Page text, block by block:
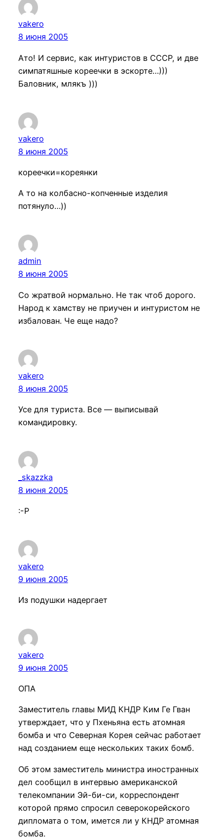
vakero
8 июня 2005
Ато! И сервис, как интуристов в СССР, и две
симпатяшные кореечки в эскорте…)))
Баловник, млякъ )))
vakero
8 июня 2005
кореечки=кореянки
А то на колбасно-копченные изделия
потянуло…))
admin
8 июня 2005
Со жратвой нормально. Не так чтоб дорого.
Народ к хамству не приучен и интуристом не
избалован. Че еще надо?
vakero
8 июня 2005
Усе для туриста. Все — выписывай
командировку.
_skazzka
8 июня 2005
:-Р
vakero
9 июня 2005
Из подушки надергает
vakero
9 июня 2005
ОПА
Заместитель главы МИД КНДР Ким Ге Гван
утверждает, что у Пхеньяна есть атомная
бомба и что Северная Корея сейчас работает
над созданием еще нескольких таких бомб.
Об этом заместитель министра иностранных
дел сообщил в интервью американской
телекомпании Эй-би-си, корреспондент
которой прямо спросил северокорейского
дипломата о том, имется ли у КНДР атомная
бомба.